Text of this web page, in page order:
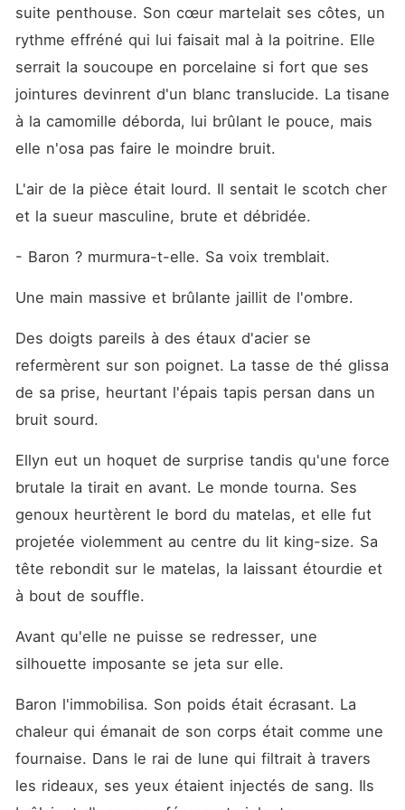
millions et de disparaître,
menaçant de me détruire si
je refusais. J'ai compris que
mes dix années d'amour
n'avaient servi qu'à garder la
place chaude pour une
autre. J'ai déchiré ses
papiers, refusé son argent
sale et je suis partie sous
une pluie glaciale, avant de
plus tard que j'étais enceinte
de lui. Pourquoi ma loyauté
absolue n'avait-elle été
mépris et de l'humiliation ?
Mais le destin est ironique :
hideuse cicatrice qui
vingt ans a miraculeusement
disparu. Terrifiée à l'idée
qu'il m'arrache mon bébé
maîtresse, j'ai effacé toutes
Astoria. Je ne suis plus son
femme sublime et
intouchable, accompagnée
de notre fils prodige. En
franchissant les portes de
dans mon trench-coat rouge,
c'est moi qui dicte les règles.
suite penthouse. Son cœur martelait ses côtes, un
rythme effréné qui lui faisait mal à la poitrine. Elle
serrait la soucoupe en porcelaine si fort que ses
jointures devinrent d'un blanc translucide. La tisane
à la camomille déborda, lui brûlant le pouce, mais
elle n'osa pas faire le moindre bruit.
L'air de la pièce était lourd. Il sentait le scotch cher
et la sueur masculine, brute et débridée.
- Baron ? murmura-t-elle. Sa voix tremblait.
Une main massive et brûlante jaillit de l'ombre.
Des doigts pareils à des étaux d'acier se
refermèrent sur son poignet. La tasse de thé glissa
de sa prise, heurtant l'épais tapis persan dans un
bruit sourd.
Ellyn eut un hoquet de surprise tandis qu'une force
brutale la tirait en avant. Le monde tourna. Ses
genoux heurtèrent le bord du matelas, et elle fut
projetée violemment au centre du lit king-size. Sa
tête rebondit sur le matelas, la laissant étourdie et
à bout de souffle.
Avant qu'elle ne puisse se redresser, une
silhouette imposante se jeta sur elle.
Baron l'immobilisa. Son poids était écrasant. La
chaleur qui émanait de son corps était comme une
fournaise. Dans le rai de lune qui filtrait à travers
les rideaux, ses yeux étaient injectés de sang. Ils